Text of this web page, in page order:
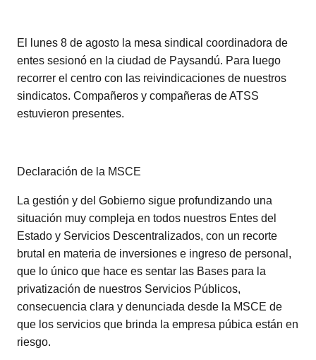
El lunes 8 de agosto la mesa sindical coordinadora de
entes sesionó en la ciudad de Paysandú. Para luego
recorrer el centro con las reivindicaciones de nuestros
sindicatos. Compañeros y compañeras de ATSS
estuvieron presentes.
Declaración de la MSCE
La gestión y del Gobierno sigue profundizando una
situación muy compleja en todos nuestros Entes del
Estado y Servicios Descentralizados, con un recorte
brutal en materia de inversiones e ingreso de personal,
que lo único que hace es sentar las Bases para la
privatización de nuestros Servicios Públicos,
consecuencia clara y denunciada desde la MSCE de
que los servicios que brinda la empresa púbica están en
riesgo.